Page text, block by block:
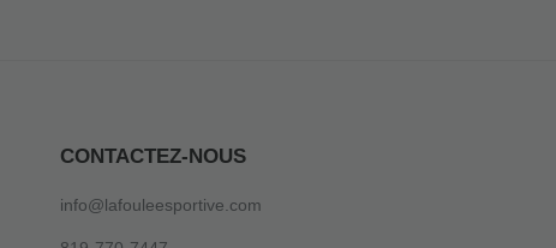
CONTACTEZ-NOUS
info@lafouleesportive.com